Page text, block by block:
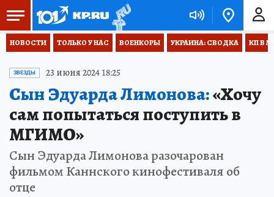
НОВОСТИ ТОЛЬКО У НАС ВОЕНКОРЫ УКРАИНА: СВОДКА КП В
ЗВЕЗДЫ 23 июня 2024 18:25
Сын Эдуарда Лимонова:«Хочу
сам попытаться поступить в
МГИМО»
Сын Эдуарда Лимонова разочарован
фильмом Каннского кинофестиваля об
отце